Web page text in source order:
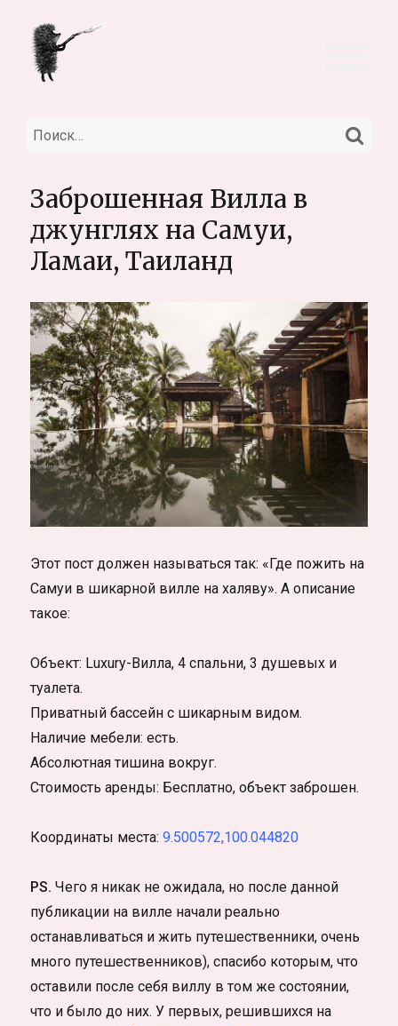
Искать:
Заброшенная Вилла в
джунглях на Самуи,
Ламаи, Таиланд
Этот пост должен называться так: «Где пожить на
Самуи в шикарной вилле на халяву». А описание
такое:
Объект: Luxury-Вилла, 4 спальни, 3 душевых и
туалета.
Приватный бассейн с шикарным видом.
Наличие мебели: есть.
Абсолютная тишина вокруг.
Стоимость аренды: Бесплатно, объект заброшен.
Координаты места:9.500572,100.044820
PS. Чего я никак не ожидала, но после данной
публикации на вилле начали реально
останавливаться и жить путешественники, очень
много путешественников), спасибо которым, что
оставили после себя виллу в том же состоянии,
что и было до них. У первых, решившихся на